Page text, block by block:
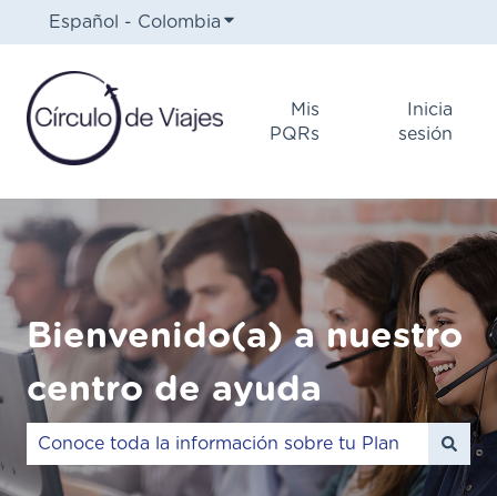
Español - Colombia Traducciones de Mostrar
Mis
PQRs
Inicia
sesión
Bienvenido(a) a nuestro
centro de ayuda
No hay sugerencias porque el campo de búsqueda